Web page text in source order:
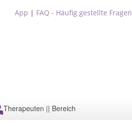
App | FAQ - Häufig gestellte Fragen
Therapeuten || Bereich